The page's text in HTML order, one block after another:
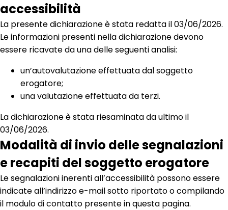
accessibilità
La presente dichiarazione è stata redatta il 03/06/2026.
Le informazioni presenti nella dichiarazione devono
essere ricavate da una delle seguenti analisi:
un’autovalutazione effettuata dal soggetto
erogatore;
una valutazione effettuata da terzi.
La dichiarazione è stata riesaminata da ultimo il
03/06/2026.
Modalità di invio delle segnalazioni
e recapiti del soggetto erogatore
Le segnalazioni inerenti all’accessibilità possono essere
indicate all’indirizzo e-mail sotto riportato o compilando
il modulo di contatto presente in questa pagina.